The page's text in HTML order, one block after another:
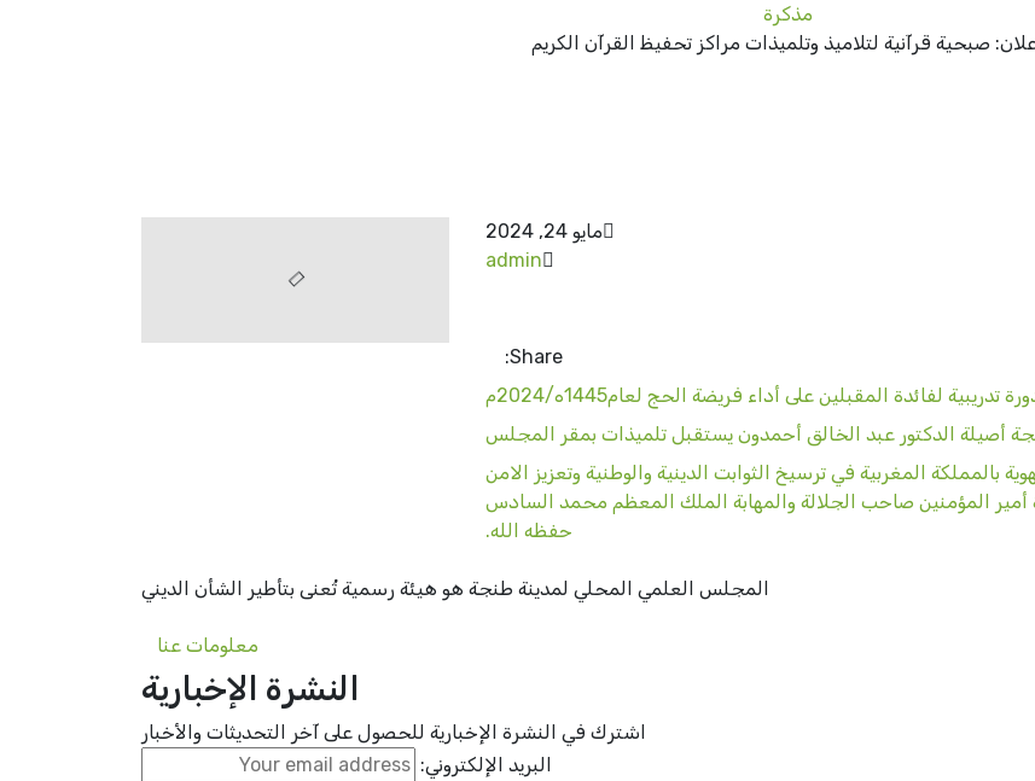
مذكرة
صبحية قرآنية لتلاميذ وتلميذات مراكز تحفيظ القرآن الكريم
مايو 24, 2024
admin
Share:
تدريبية لفائدة المقبلين على أداء فريضة الحج لعام1445ه/2024م
أصيلة الدكتور عبد الخالق أحمدون يستقبل تلميذات بمقر المجلس
المغربية في ترسيخ الثوابت الدينية والوطنية وتعزيز الامن
أمير المؤمنين صاحب الجلالة والمهابة الملك المعظم محمد السادس
حفظه الله.
المجلس العلمي المحلي لمدينة طنجة هو هيئة رسمية تُعنى بتأطير الشأن الديني
معلومات عنا
النشرة الإخبارية
اشترك في النشرة الإخبارية للحصول على آخر التحديثات والأخبار
البريد الإلكتروني: